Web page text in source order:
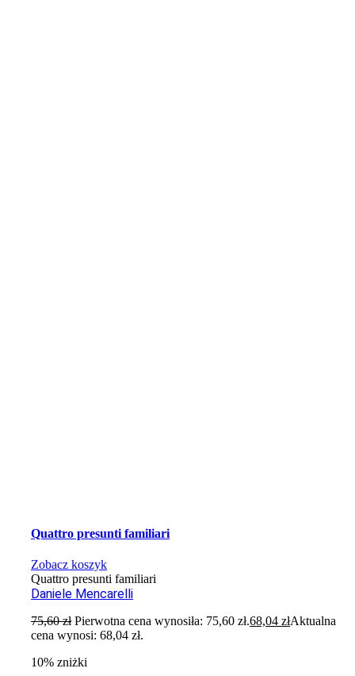
Quattro presunti familiari
Zobacz koszyk
Quattro presunti familiari
Daniele Mencarelli
75,60zł Pierwotna cena wynosiła: 75,60 zł.68,04złAktualna
cena wynosi: 68,04 zł.
10% zniżki